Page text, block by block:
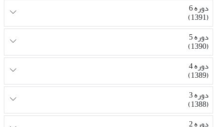
دوره 6
(1391)
دوره 5
(1390)
دوره 4
(1389)
دوره 3
(1388)
دوره 2